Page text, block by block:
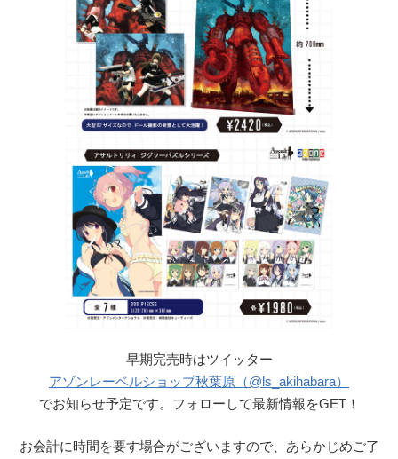
早期完売時はツイッター
アゾンレーベルショップ秋葉原（@ls_akihabara）
でお知らせ予定です。フォローして最新情報をGET！
お会計に時間を要す場合がございますので、あらかじめご了